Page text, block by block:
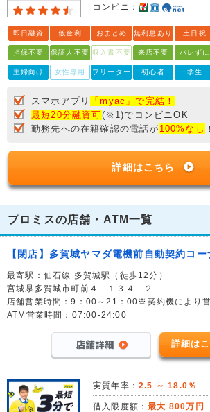
コンビニ：
即日融資 低金利 おまとめ 無利息あり 土日祝
担保不要 保証人不要 収入書不要 来店不要 バレずに
主婦向け 女性専用 フリーター 初心者 学生
スマホアプリ
「myac」で完結！
最短20分融資可(※1)でコンビニOK
勤務先への在籍確認の電話が 100%なし ！
詳細はこちら
プロミスの店舗・ATM一覧
【閉店】多賀城ヤマダ電機前自動契約コー
最寄駅：仙石線 多賀城駅（徒歩12分）
宮城県多賀城市町前４－１３４－２
店舗営業時間：9：00～21：00※契約機により営
ATM営業時間：07:00-24:00
詳細は
実質年率： 2.5 ～ 18.0％
借入限度額：最大 800万円